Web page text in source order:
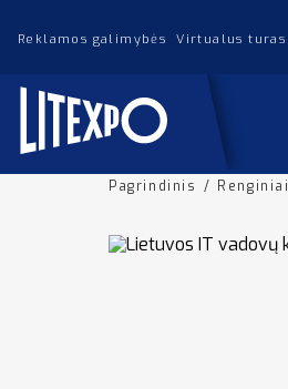
Reklamos galimybės Virtualus turas
Pagrindinis / Renginiai